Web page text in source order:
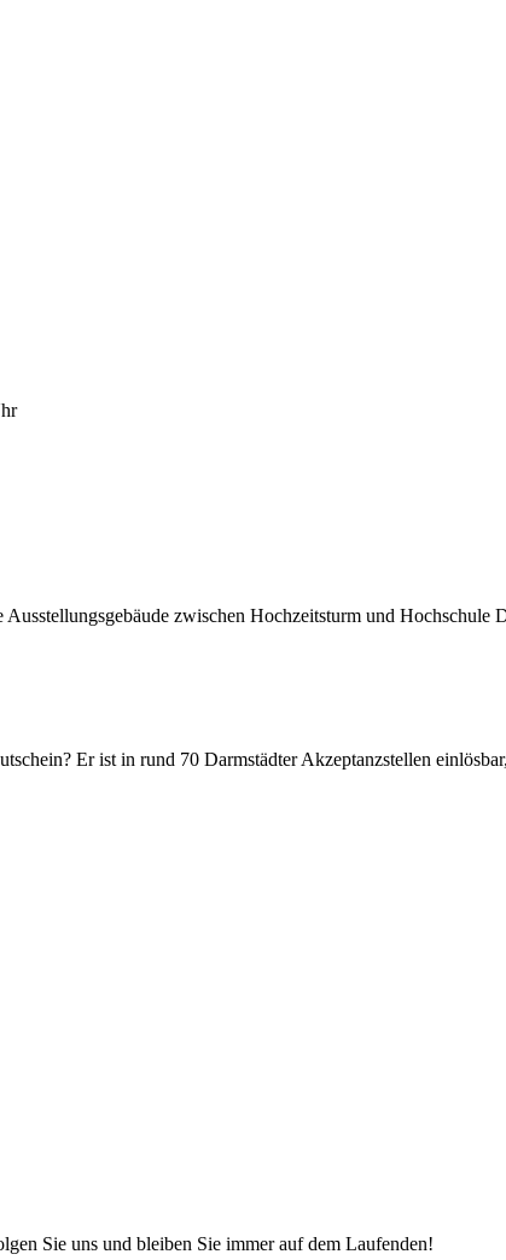
zwischen Hochzeitsturm und Hochschule
Er ist in rund 70 Darmstädter Akzeptanzstellen
Sie uns und bleiben Sie immer auf dem Laufenden!